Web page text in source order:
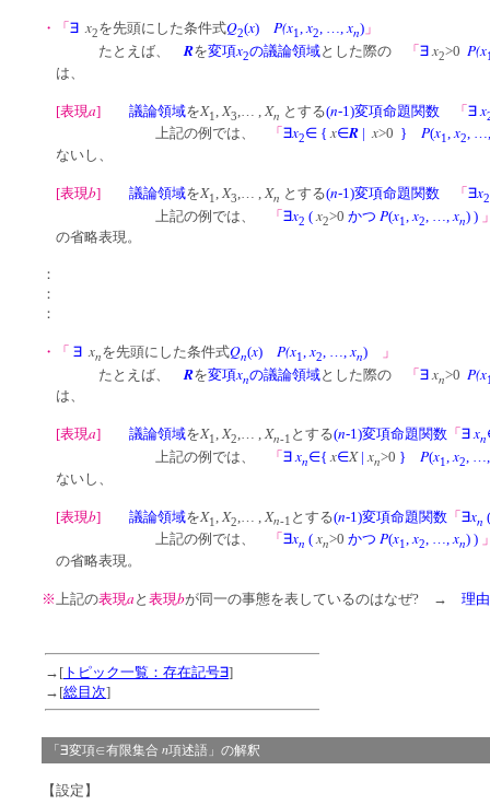
・「 ∃ x2を先頭にした条件式Q2(x) P(x1,x2, …,xn) 」
たとえば、 Rを変項x2の議論領域とした際の 「 ∃ x2>0 P(x
は、
[表現a] 議論領域をX1 X3 Xn とする(n-1)変項命題関数 「∃ x
上記の例では、 「 ∃x2∈ { x∈R | x>0 } P(x1,x2,
ないし、
[表現b] 議論領域をX1 X3 Xn とする(n-1)変項命題関数 「 ∃x2
上記の例では、 「∃x2 ( x2>0 かつ P(x1 x2 xn) )
の省略表現。
：
：
：
・「 ∃ xnを先頭にした条件式Qn(x) P(x1,x2, …,xn)
」
たとえば、 Rを変項xnの議論領域とした際の 「 ∃ xn>0 P(x
は、
[表現a] 議論領域をX1, X2,… , Xn-1 とする(n-1)変項命題関数 「 ∃ xn
上記の例では、
「 ∃xn∈{ x∈X | xn>0 } P(x1,x2,
ないし、
[表現b] 議論領域をX1 X2 Xn-1 とする(n-1)変項命題関数 「 ∃xn (
上記の例では、
「 ∃xn ( xn>0 かつ P(x1,x2, …,xn) )
の省略表現。
※上記の表現a と 表現bが同一の事態を表しているのはなぜ? → 理由
→[ トピック一覧：存在記号∃]
→[総目次]
「∃変項∈有限集合n項述語」の解釈
【設定】